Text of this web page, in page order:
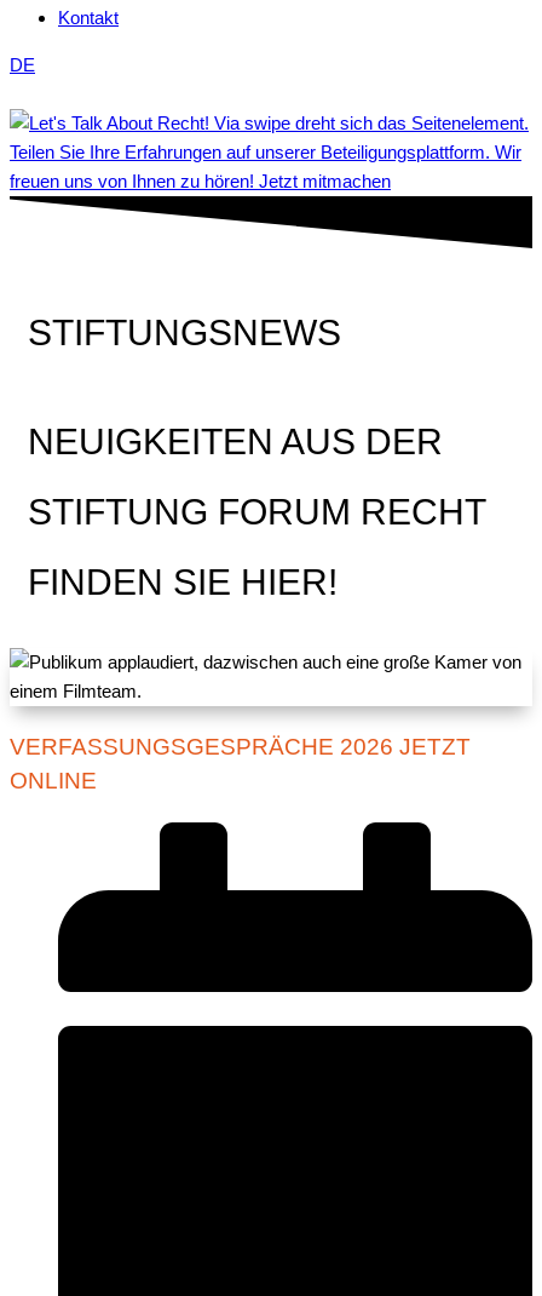
Kontakt
DE
Teilen Sie Ihre Erfahrungen auf unserer Beteiligungsplattform. Wir
freuen uns von Ihnen zu hören! Jetzt mitmachen
STIFTUNGSNEWS
NEUIGKEITEN AUS DER
STIFTUNG FORUM RECHT
FINDEN SIE HIER!
VERFASSUNGSGESPRÄCHE 2026 JETZT
ONLINE